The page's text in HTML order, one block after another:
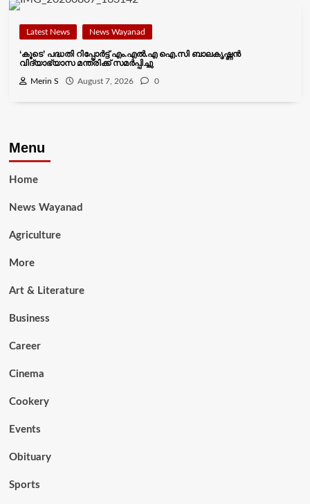
Latest News News Wayanad
‘കൂടെ’ പദ്ധതി റിപ്പോർട്ട് എം.എൽ.എ ഐ.സി ബാലകൃഷ്ണന്‍
വിദ്യാഭ്യാസ മന്ത്രിക്ക് സമർപ്പിച്ചു
Merin S August 7, 2026 0
Menu
Home
News Wayanad
Agriculture
More
Art & Literature
Business
Career
Cinema
Cookery
Events
Obituary
Sports